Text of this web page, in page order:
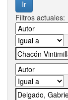
Filtros actuales: